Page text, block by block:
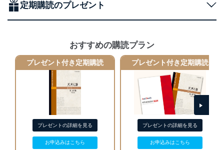
メール等により個人データの含まれるファイルを
送信する場合に、当該ファイルへのパスワードを
設定しています。
個人情報保護マネジメントシステムの継続的改善
当社は、内部監査及びマネジメントレビューの機会を通
じて、個人情報保護マネジメントシステムを継続的に改
善し、常に最良の状態を維持します。
苦情及び相談受付け窓口
貴殿の個人情報及び当社の個人情報保護マネジメントシ
ステムに関するご相談及び苦情については以下までご連
絡ください。
適切、かつ迅速に対応させていただきます。
定期購読のプレゼント
おすすめの購読プラン
プレゼント付き定期購読
プレゼントの詳細を見る
お申込みはこちら
プレゼント付き定期購読
プレゼントの詳細を見る
お申込みはこちら